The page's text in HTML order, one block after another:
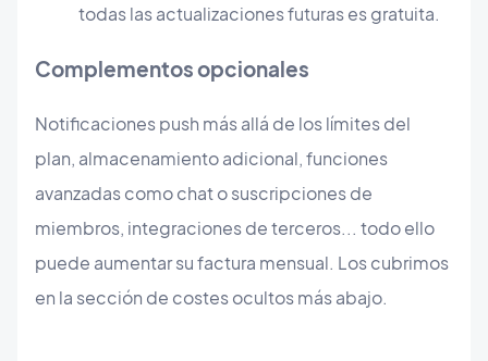
todas las actualizaciones futuras es gratuita.
Complementos opcionales
Notificaciones push más allá de los límites del
plan, almacenamiento adicional, funciones
avanzadas como chat o suscripciones de
miembros, integraciones de terceros... todo ello
puede aumentar su factura mensual. Los cubrimos
en la sección de costes ocultos más abajo.